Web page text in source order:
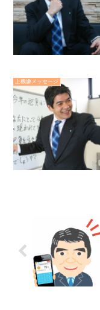
上機嫌メッセージ